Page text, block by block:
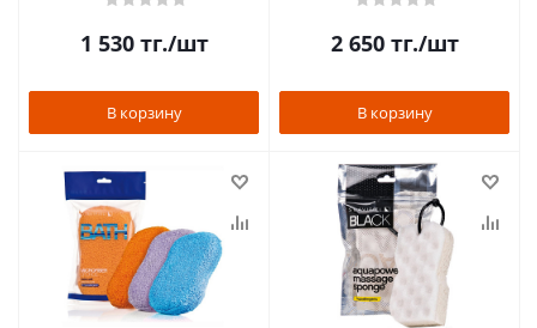
1 530тг./шт
В корзину
2 650тг./шт
В корзину